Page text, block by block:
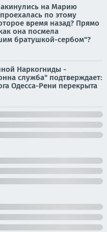
на Марию
по этому
время назад? Прямо
она посмела
братушкой-сербом"?
Наркогниды -
служба" подтверждает:
Одесса-Рени перекрыта